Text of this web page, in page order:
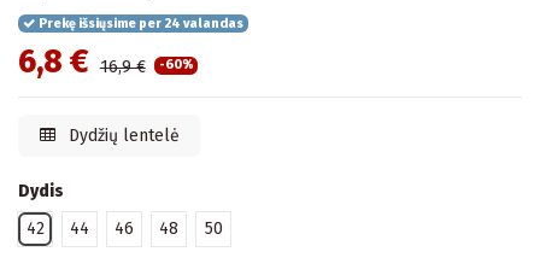
Prekę išsiųsime per 24 valandas
6,8 € 16,9 € -60%
Dydžių lentelė
Dydis
42
44 46 48 50